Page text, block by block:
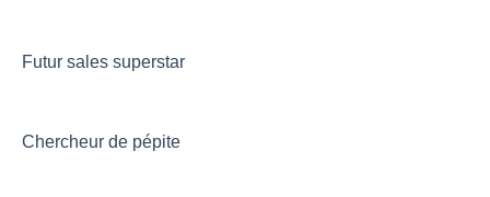
Futur sales superstar
Chercheur de pépite